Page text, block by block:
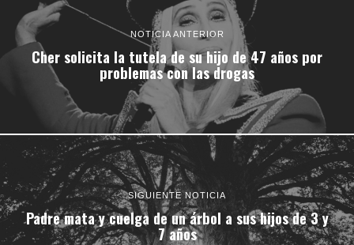
NOTICIA ANTERIOR
Cher solicita la tutela de su hijo de 47 años por
problemas con las drogas
SIGUIENTE NOTICIA
Padre mata y cuelga de un árbol a sus hijos de 3 y
7 años